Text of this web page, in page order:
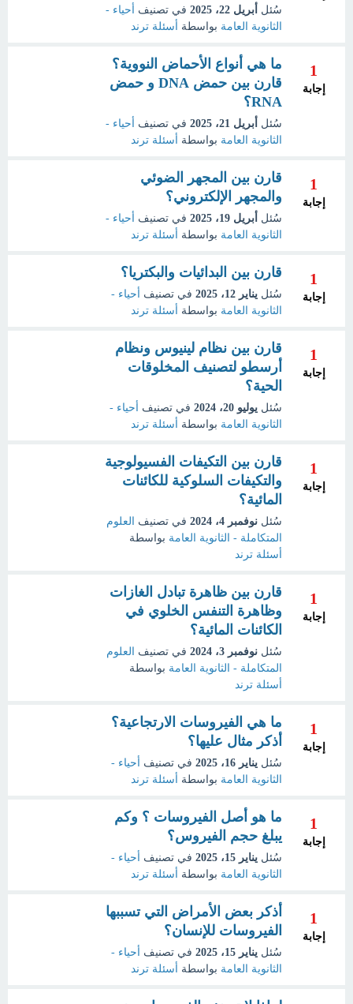
سُئل أبريل 22، 2025 في تصنيف أحياء -
الثانوية العامة بواسطة أسئلة ترند
1
إجابة
ما هي أنواع الأحماض النووية؟
قارن بين حمض DNA و حمض
RNA؟
سُئل أبريل 21، 2025 في تصنيف أحياء -
الثانوية العامة بواسطة أسئلة ترند
1
إجابة
قارن بين المجهر الضوئي
والمجهر الإلكتروني؟
سُئل أبريل 19، 2025 في تصنيف أحياء -
الثانوية العامة بواسطة أسئلة ترند
1
إجابة
قارن بين البدائيات والبكتريا؟
سُئل يناير 12، 2025 في تصنيف أحياء -
الثانوية العامة بواسطة أسئلة ترند
1
إجابة
قارن بين نظام لينيوس ونظام
أرسطو لتصنيف المخلوقات
الحية؟
سُئل يوليو 20، 2024 في تصنيف أحياء -
الثانوية العامة بواسطة أسئلة ترند
1
إجابة
قارن بين التكيفات الفسيولوجية
والتكيفات السلوكية للكائنات
المائية؟
سُئل نوفمبر 4، 2024 في تصنيف العلوم
المتكاملة - الثانوية العامة بواسطة
أسئلة ترند
1
إجابة
قارن بين ظاهرة تبادل الغازات
وظاهرة التنفس الخلوي في
الكائنات المائية؟
سُئل نوفمبر 3، 2024 في تصنيف العلوم
المتكاملة - الثانوية العامة بواسطة
أسئلة ترند
1
إجابة
ما هي الفيروسات الارتجاعية؟
أذكر مثال عليها؟
سُئل يناير 16، 2025 في تصنيف أحياء -
الثانوية العامة بواسطة أسئلة ترند
1
إجابة
ما هو أصل الفيروسات ؟ وكم
يبلغ حجم الفيروس؟
سُئل يناير 15، 2025 في تصنيف أحياء -
الثانوية العامة بواسطة أسئلة ترند
1
إجابة
أذكر بعض الأمراض التي تسببها
الفيروسات للإنسان؟
سُئل يناير 15، 2025 في تصنيف أحياء -
الثانوية العامة بواسطة أسئلة ترند